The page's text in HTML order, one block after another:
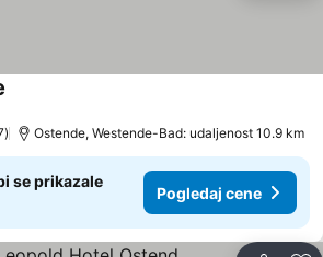
Ostende, Westende-Bad: udaljenost 10.9 km
se prikazale
Pogledaj cene